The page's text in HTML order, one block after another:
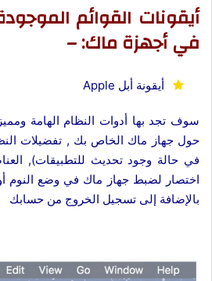
أيقونات القوائم
في أجهزة ماك: –
أيقونة أبل Apple
سوف تجد بها أدوات النظام الهامة
حول جهاز ماك الخاص بك , تفضيلات
في حالة وجود تحديث للتطبيقات),
اختصار لضبط جهاز ماك في وضع النوم أو
بالإضافة إلى تسجيل الخروج من حسابك